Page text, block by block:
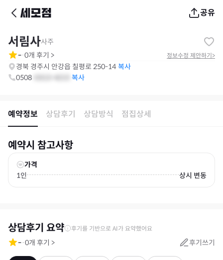
공유
서림사사주
-·0개 후기 > 정보수정 제안하기 >
경북 경주시 안강읍 칠평로 250-14 복사
0508
예약정보 상담후기 상담방식 점집상세
예약시 참고사항
가격
1인
상시 변동
상담후기 요약 후기를 기반으로 AI가 요약했어요
-·0개 후기 > 후기쓰기